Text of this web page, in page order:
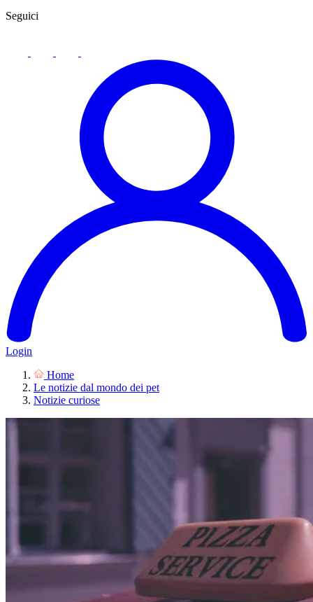
Seguici
Login
Home
Le notizie dal mondo dei pet
Notizie curiose